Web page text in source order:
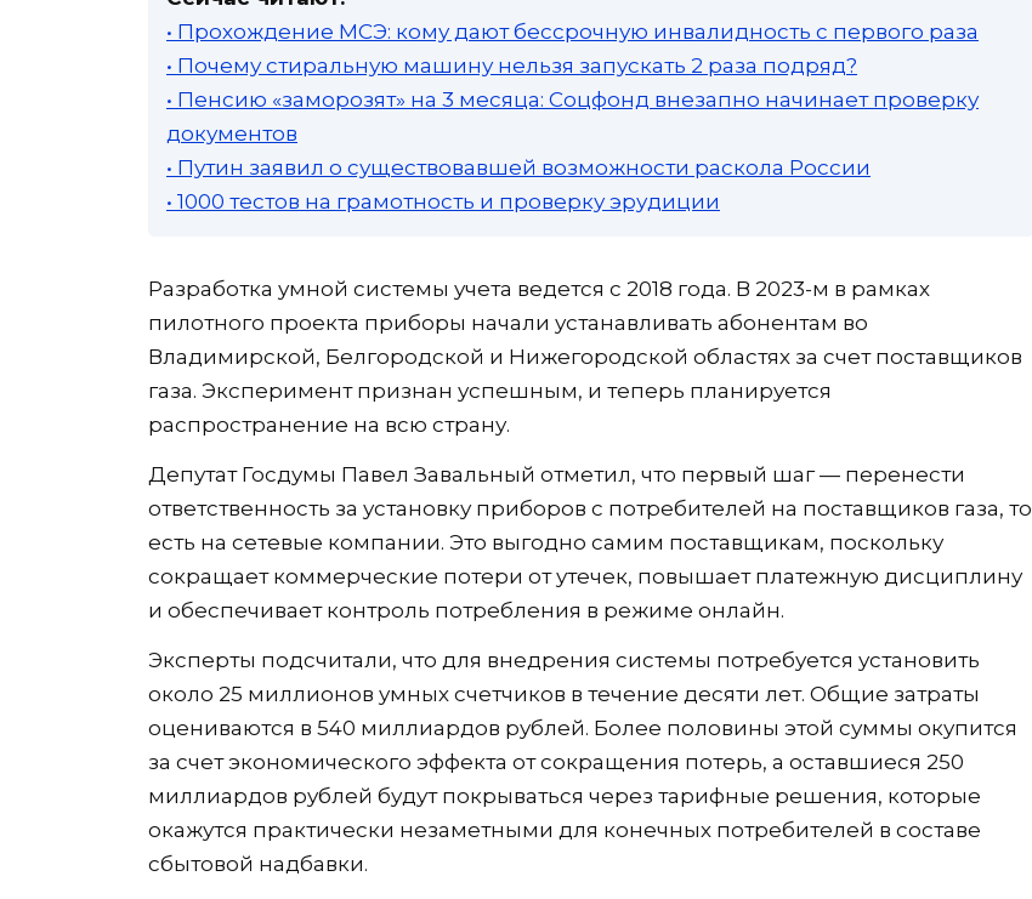
• Прохождение МСЭ: кому дают бессрочную инвалидность с первого раза
• Почему стиральную машину нельзя запускать 2 раза подряд?
• Пенсию «заморозят» на 3 месяца: Соцфонд внезапно начинает проверку
документов
• Путин заявил о существовавшей возможности раскола России
• 1000 тестов на грамотность и проверку эрудиции
Разработка умной системы учета ведется с 2018 года. В 2023-м в рамках
пилотного проекта приборы начали устанавливать абонентам во
Владимирской, Белгородской и Нижегородской областях за счет поставщиков
газа. Эксперимент признан успешным, и теперь планируется
распространение на всю страну.
Депутат Госдумы Павел Завальный отметил, что первый шаг — перенести
ответственность за установку приборов с потребителей на поставщиков газа, то
есть на сетевые компании. Это выгодно самим поставщикам, поскольку
сокращает коммерческие потери от утечек, повышает платежную дисциплину
и обеспечивает контроль потребления в режиме онлайн.
Эксперты подсчитали, что для внедрения системы потребуется установить
около 25 миллионов умных счетчиков в течение десяти лет. Общие затраты
оцениваются в 540 миллиардов рублей. Более половины этой суммы окупится
за счет экономического эффекта от сокращения потерь, а оставшиеся 250
миллиардов рублей будут покрываться через тарифные решения, которые
окажутся практически незаметными для конечных потребителей в составе
сбытовой надбавки.